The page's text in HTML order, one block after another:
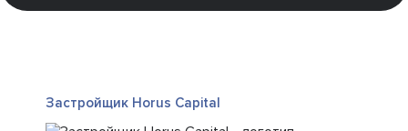
Застройщик Horus Capital